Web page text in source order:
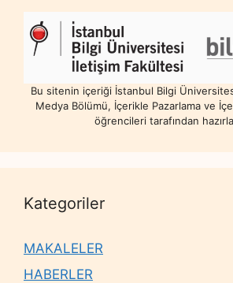
Bu sitenin içeriği İstanbul Bilgi
Medya Bölümü, İçerikle Pazarlama ve
öğrencileri tarafından
Kategoriler
MAKALELER
HABERLER